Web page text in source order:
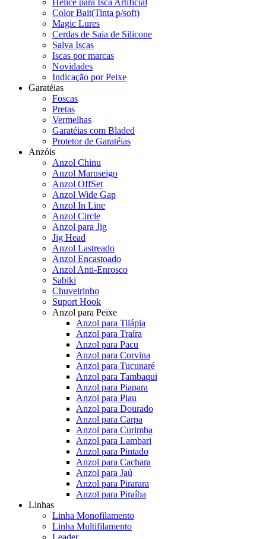
Hélice para Isca Artificial
Color Bait(Tinta p/soft)
Magic Lures
Cerdas de Saia de Silicone
Salva Iscas
Iscas por marcas
Novidades
Indicação por Peixe
Garatéias
Foscas
Pretas
Vermelhas
Garatéias com Bladed
Protetor de Garatéias
Anzóis
Anzol Chinu
Anzol Maruseigo
Anzol OffSet
Anzol Wide Gap
Anzol In Line
Anzol Circle
Anzol para Jig
Jig Head
Anzol Lastreado
Anzol Encastoado
Anzol Anti-Enrosco
Sabiki
Chuveirinho
Suport Hook
Anzol para Peixe
Anzol para Tilápia
Anzol para Traíra
Anzol para Pacu
Anzol para Corvina
Anzol para Tucunaré
Anzol para Tambaqui
Anzol para Piapara
Anzol para Piau
Anzol para Dourado
Anzol para Carpa
Anzol para Curimba
Anzol para Lambari
Anzol para Pintado
Anzol para Cachara
Anzol para Jaú
Anzol para Pirarara
Anzol para Piraíba
Linhas
Linha Monofilamento
Linha Multifilamento
Leader